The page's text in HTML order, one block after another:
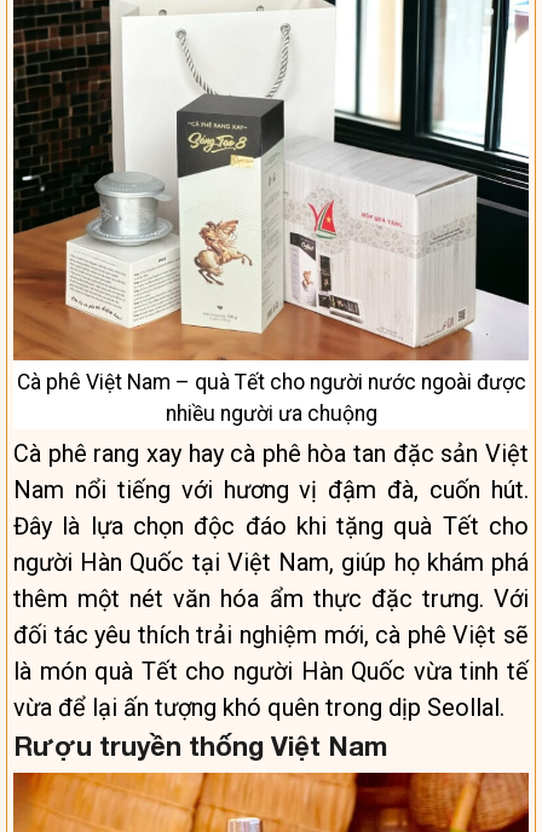
Cà phê Việt Nam – quà Tết cho người nước ngoài được
nhiều người ưa chuộng
Cà phê rang xay hay cà phê hòa tan đặc sản Việt
Nam nổi tiếng với hương vị đậm đà, cuốn hút.
Đây là lựa chọn độc đáo khi tặng quà Tết cho
người Hàn Quốc tại Việt Nam, giúp họ khám phá
thêm một nét văn hóa ẩm thực đặc trưng. Với
đối tác yêu thích trải nghiệm mới, cà phê Việt sẽ
là món quà Tết cho người Hàn Quốc vừa tinh tế
vừa để lại ấn tượng khó quên trong dịp Seollal.
Rượu truyền thống Việt Nam